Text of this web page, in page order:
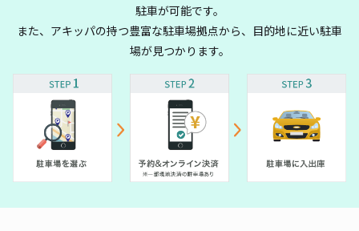
駐車が可能です。
また、アキッパの持つ豊富な駐車場拠点から、目的地に近い駐車
場が見つかります。